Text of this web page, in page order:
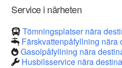
Service i närheten
Tömningsplatser nära
Färskvattenpåfyllning nära
Gasolpåfyllning nära
Husbilsservice nära